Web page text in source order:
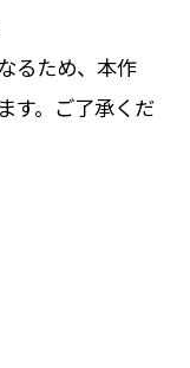
るため、本作
す。ご了承くだ